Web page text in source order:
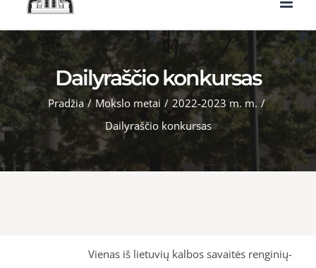
Dailyraščio konkursas
Pradžia / Mokslo metai / 2022-2023 m. m. /
Dailyraščio konkursas
Vienas iš lietuvių kalbos savaitės renginių-